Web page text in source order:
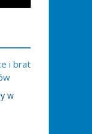
i brat
w